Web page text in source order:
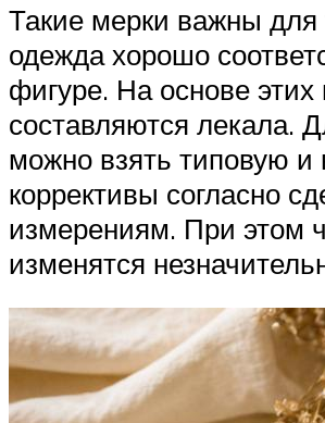
Такие мерки важны для
одежда хорошо
фигуре. На основе этих
составляются лекала.
можно взять типовую и
коррективы согласно
измерениям. При этом
изменятся